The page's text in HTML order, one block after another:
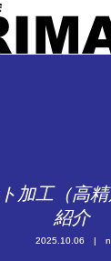
加工（高
紹介
2025.10.06